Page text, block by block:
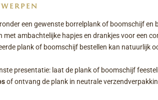
een gewenste borrelplank of boomschijf en
met ambachtelijke hapjes en drankjes voor een
plank of boomschijf bestellen kan natuurlijk
presentatie: laat de plank of boomschijf
of ontvang de plank in neutrale